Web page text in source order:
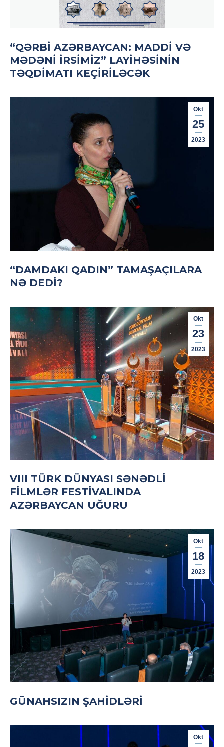
“QƏRBI AZƏRBAYCAN: MADDI VƏ
MƏDƏNI IRSIMIZ” LAYIHƏSININ
TƏQDIMATI KEÇIRILƏCƏK
Okt
25
2023
“DAMDAKI QADIN” TAMAŞAÇILARA
NƏ DEDI?
Okt
23
2023
VIII TÜRK DÜNYASI SƏNƏDLI
FILMLƏR FESTIVALINDA
AZƏRBAYCAN UĞURU
Okt
18
2023
GÜNAHSIZIN ŞAHIDLƏRI
Okt